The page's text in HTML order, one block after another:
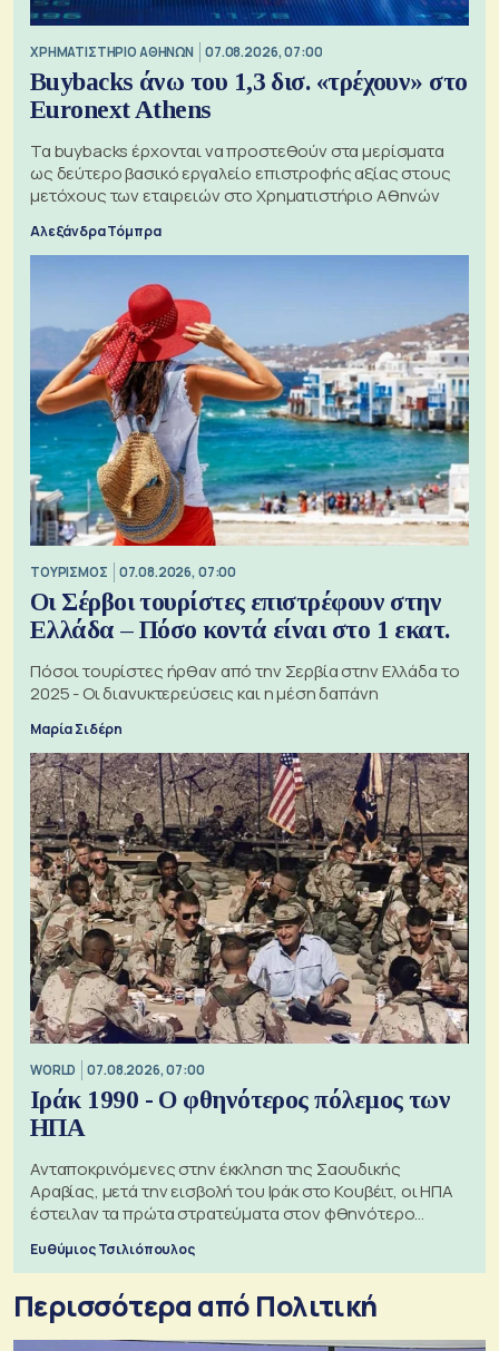
XΡΗΜΑΤΙΣΤΗΡΙΟ ΑΘΗΝΩΝ 07.08.2026, 07:00
Buybacks άνω του 1,3 δισ. «τρέχουν» στο
Euronext Athens
Τα buybacks έρχονται να προστεθούν στα μερίσματα
ως δεύτερο βασικό εργαλείο επιστροφής αξίας στους
μετόχους των εταιρειών στο Χρηματιστήριο Αθηνών
Αλεξάνδρα Τόμπρα
ΤΟΥΡΙΣΜΟΣ 07.08.2026, 07:00
Οι Σέρβοι τουρίστες επιστρέφουν στην
Ελλάδα – Πόσο κοντά είναι στο 1 εκατ.
Πόσοι τουρίστες ήρθαν από την Σερβία στην Ελλάδα το
2025 - Οι διανυκτερεύσεις και η μέση δαπάνη
Μαρία Σιδέρη
WORLD 07.08.2026, 07:00
Ιράκ 1990 - Ο φθηνότερος πόλεμος των
ΗΠΑ
Ανταποκρινόμενες στην έκκληση της Σαουδικής
Αραβίας, μετά την εισβολή του Ιράκ στο Κουβέιτ, οι ΗΠΑ
έστειλαν τα πρώτα στρατεύματα στον φθηνότερο
Ευθύμιος Τσιλιόπουλος
Περισσότερα από Πολιτική